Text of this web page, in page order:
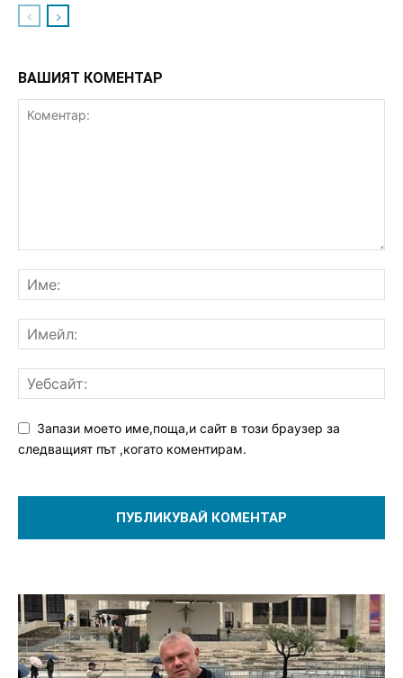
ВАШИЯТ КОМЕНТАР
Запази моето име,поща,и сайт в този браузер за
следващият път ,когато коментирам.